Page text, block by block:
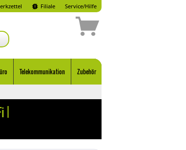
Filiale Service/Hilfe
Telekommunikation Zubehör